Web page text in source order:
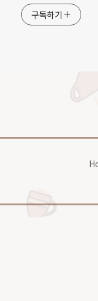
구독하기